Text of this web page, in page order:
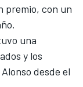
premio, con un
una
y los
desde el